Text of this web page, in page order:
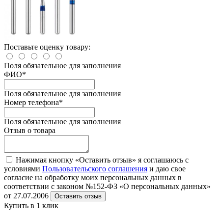
Поставьте оценку товару:
Поля обязательное для заполнения
ФИО*
Поля обязательное для заполнения
Номер телефона*
Поля обязательное для заполнения
Отзыв о товара
Нажимая кнопку «Оставить отзыв» я соглашаюсь с
условиями Пользовательского соглашения и даю свое
согласие на обработку моих персональных данных в
соответствии с законом №152-ФЗ «О персональных данных»
от 27.07.2006
Оставить отзыв
Купить в 1 клик